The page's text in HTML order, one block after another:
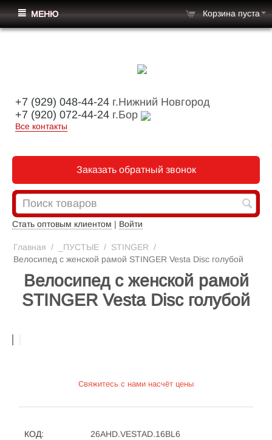
+7 (929) 048-44-24 г.Нижний Новгород
+7 (920) 072-44-24 г.Бор
Все контакты
Заказать обратный звонок
Стать оптовым клиентом | Войти
МЕНЮ Корзина пуста
Главная / _ПУСТЫЕ / STINGER /
Велосипед с женской рамой STINGER Vesta Disc голубой
Велосипед с женской рамой
STINGER Vesta Disc голубой
Свяжитесь с нами насчёт цены
КОД:
26AHD.VESTAD.16BL6